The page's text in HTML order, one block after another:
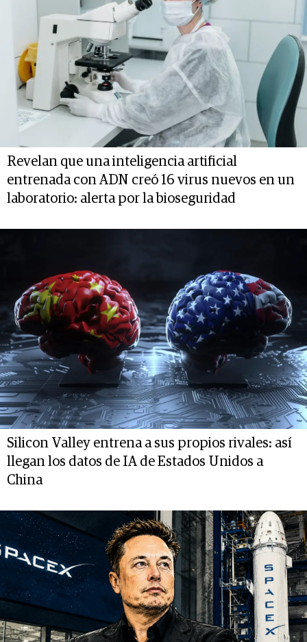
Revelan que una inteligencia artificial
entrenada con ADN creó 16 virus nuevos en un
laboratorio: alerta por la bioseguridad
Silicon Valley entrena a sus propios rivales: así
llegan los datos de IA de Estados Unidos a
China